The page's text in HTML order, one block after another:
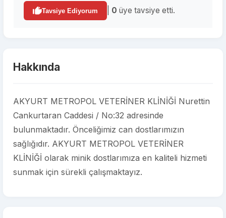
Tavsiye Ediyorum 0 üye tavsiye etti.
Hakkında
AKYURT METROPOL VETERİNER KLİNİĞİ Nurettin
Cankurtaran Caddesi / No:32 adresinde
bulunmaktadır. Önceliğimiz can dostlarımızın
sağlığıdır. AKYURT METROPOL VETERİNER
KLİNİĞİ olarak minik dostlarımıza en kaliteli hizmeti
sunmak için sürekli çalışmaktayız.